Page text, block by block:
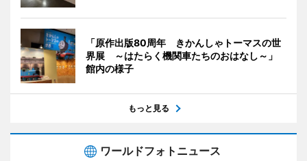
「原作出版80周年 きかんしゃトーマスの世
界展 ～はたらく機関車たちのおはなし～」
館内の様子
もっと見る
ワールドフォトニュース